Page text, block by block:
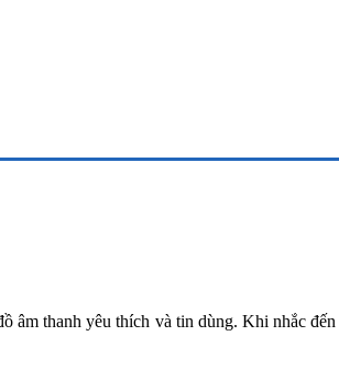
âm thanh yêu thích và tin dùng. Khi nhắc